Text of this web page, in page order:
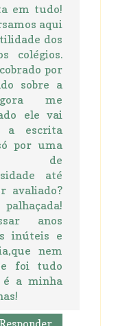
em tudo!
aqui
dos
colégios.
por
sobre a
me
ele vai
a escrita
por uma
de
até
avaliado?
anos
inúteis e
nem
foi tudo
é a minha